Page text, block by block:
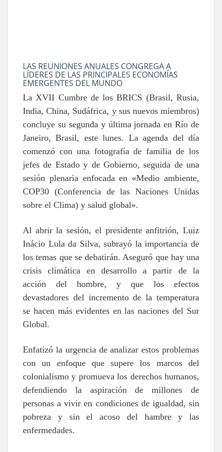
LAS REUNIONES ANUALES CONGREGA A
LÍDERES DE LAS PRINCIPALES ECONOMÍAS
EMERGENTES DEL MUNDO
La XVII Cumbre de los BRICS (Brasil, Rusia,
India, China, Sudáfrica, y sus nuevos miembros)
concluye su segunda y última jornada en Río de
Janeiro, Brasil, este lunes. La agenda del día
comenzó con una fotografía de familia de los
jefes de Estado y de Gobierno, seguida de una
sesión plenaria enfocada en «Medio ambiente,
COP30 (Conferencia de las Naciones Unidas
sobre el Clima) y salud global».
Al abrir la sesión, el presidente anfitrión, Luiz
Inácio Lula da Silva, subrayó la importancia de
los temas que se debatirán. Aseguró que hay una
crisis climática en desarrollo a partir de la
acción del hombre, y que los efectos
devastadores del incremento de la temperatura
se hacen más evidentes en las naciones del Sur
Global.
Enfatizó la urgencia de analizar estos problemas
con un enfoque que supere los marcos del
colonialismo y promueva los derechos humanos,
defendiendo la aspiración de millones de
personas a vivir en condiciones de igualdad, sin
pobreza y sin el acoso del hambre y las
enfermedades.